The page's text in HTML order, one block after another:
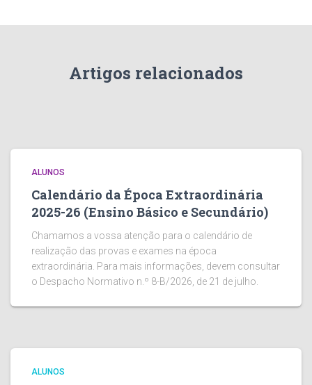
Artigos relacionados
ALUNOS
Calendário da Época Extraordinária
2025-26 (Ensino Básico e Secundário)
Chamamos a vossa atenção para o calendário de
realização das provas e exames na época
extraordinária. Para mais informações, devem consultar
o Despacho Normativo n.º 8-B/2026, de 21 de julho.
ALUNOS